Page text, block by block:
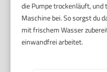
die Pumpe trockenläuft,
Maschine bei. So sorgst du
mit frischem Wasser
einwandfrei arbeitet.